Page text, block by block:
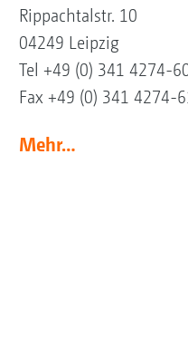
Rippachtalstr. 10
04249 Leipzig
Tel +49 (0) 341 4274-
Fax +49 (0) 341 4274-
Mehr…